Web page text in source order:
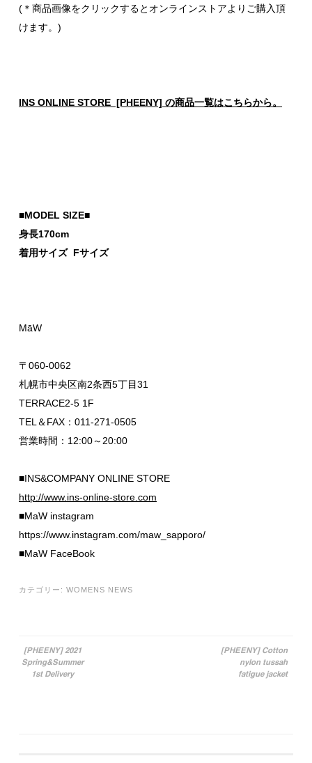
(＊商品画像をクリックするとオンラインストアよりご購入頂
けます。)
INS ONLINE STORE [PHEENY] の商品一覧はこちらから。
■MODEL SIZE■
身長170cm
着用サイズ Fサイズ
MāW
〒060-0062
札幌市中央区南2条西5丁目31
TERRACE2-5 1F
TEL＆FAX：011-271-0505
営業時間：12:00～20:00
■INS&COMPANY ONLINE STORE
http://www.ins-online-store.com
■MaW instagram
https://www.instagram.com/maw_sapporo/
■MaW FaceBook
カテゴリー: WOMENS NEWS
投稿ナビゲーション
[PHEENY] 2021
Spring&Summer
1st Delivery
[PHEENY] Cotton
nylon tussah
fatigue jacket